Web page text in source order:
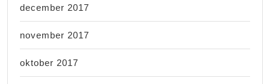
december 2017
november 2017
oktober 2017